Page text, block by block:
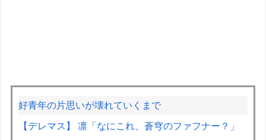
好青年の片思いが壊れていくまで
【デレマス】 凛「なにこれ、蒼穹のファフナー？」